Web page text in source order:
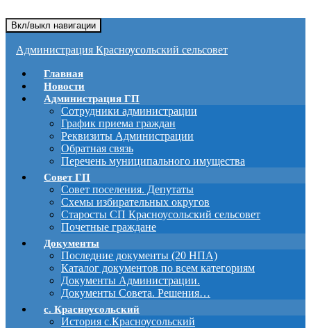
Вкл/выкл навигации
Администрация Красноусольский сельсовет
Главная
Новости
Администрация ГП
Сотрудники администрации
График приема граждан
Реквизиты Администрации
Обратная связь
Перечень муниципального имущества
Совет ГП
Совет поселения. Депутаты
Схемы избирательных округов
Старосты СП Красноусольский сельсовет
Почетные граждане
Документы
Последние документы (20 НПА)
Каталог документов по всем категориям
Документы Администрации.
Документы Совета. Решения…
с. Красноусольский
История с.Красноусольский